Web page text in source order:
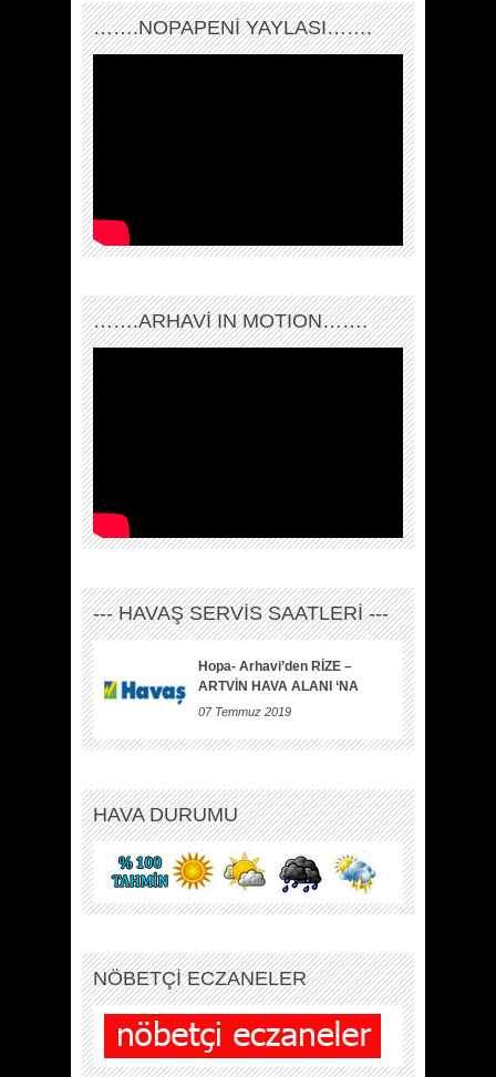
…….NOPAPENİ YAYLASI…….
…….ARHAVI IN MOTION…….
--- HAVAŞ SERVİS SAATLERİ ---
Hopa- Arhavi’den RİZE –
ARTVİN HAVA ALANI ‘NA
07 Temmuz 2019
HAVA DURUMU
NÖBETÇİ ECZANELER